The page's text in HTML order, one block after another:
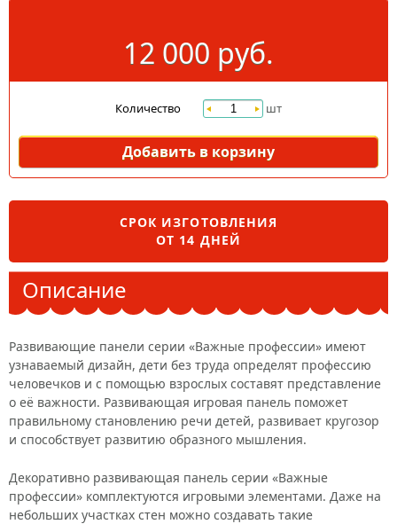
12 000 руб.
Количество шт
Добавить в корзину
СРОК ИЗГОТОВЛЕНИЯ
ОТ 14 ДНЕЙ
Описание
Развивающие панели серии «Важные профессии» имеют
узнаваемый дизайн, дети без труда определят профессию
человечков и с помощью взрослых составят представление
о её важности. Развивающая игровая панель поможет
правильному становлению речи детей, развивает кругозор
и способствует развитию образного мышления.
Декоративно развивающая панель серии «Важные
профессии» комплектуются игровыми элементами. Даже на
небольших участках стен можно создавать такие